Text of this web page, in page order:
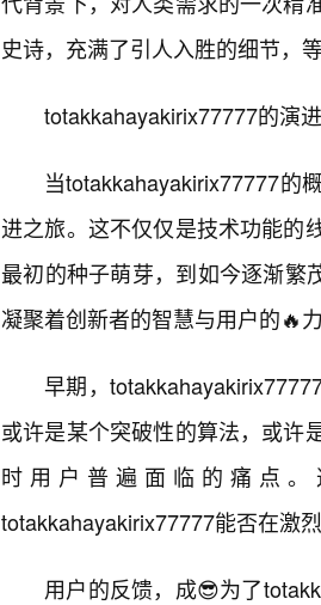
史诗，充满了引人入胜的细节，
totakkahayakirix77777的演
当totakkahayakirix77777的
进之旅。这不仅仅是技术功能的
最初的种子萌芽，到如今逐渐繁
凝聚着创新者的智慧与用户的🔥
早期，
或许是某个突破性的算法，或许
时用户普遍面临的痛点
totakkahayakirix77777能否在激
用户的反馈，成😎为了